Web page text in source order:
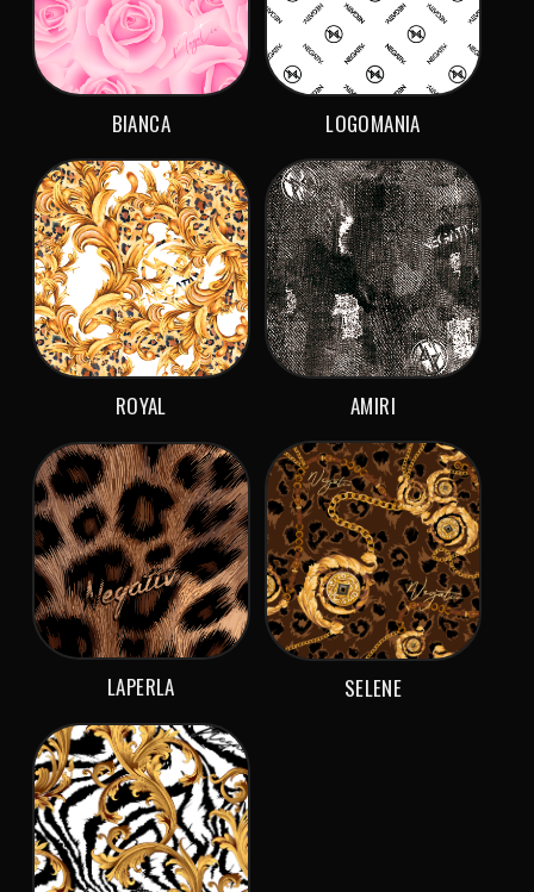
BIANCA LOGOMANIA
ROYAL AMIRI
LAPERLA SELENE